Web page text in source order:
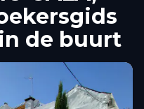
de buurt